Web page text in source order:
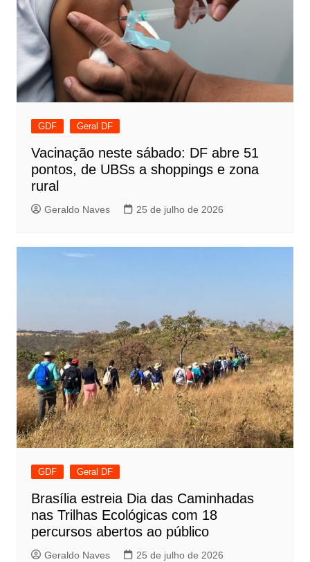
GDF Geral DF
Vacinação neste sábado: DF abre 51
pontos, de UBSs a shoppings e zona
rural
Geraldo Naves 25 de julho de 2026
GDF Geral DF
Brasília estreia Dia das Caminhadas
nas Trilhas Ecológicas com 18
percursos abertos ao público
Geraldo Naves 25 de julho de 2026